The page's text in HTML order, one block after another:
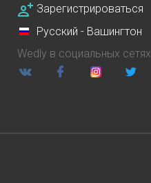
Зарегистрироваться
Русский - Вашингтон
Wedly в социальных сетях